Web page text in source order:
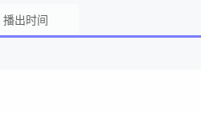
播出时间